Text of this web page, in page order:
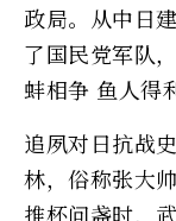
政局。从中日
了国民党军队
蚌相争 鱼人得
追夙对日抗战
林，俗称张大
推杯问盏时，